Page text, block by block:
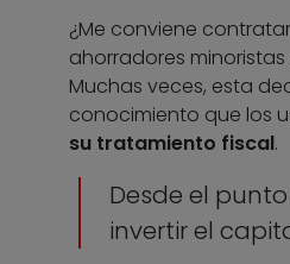
¿Me conviene
ahorradores
Muchas veces, esta
conocimiento que los
su tratamiento fiscal.
Desde el
invertir el